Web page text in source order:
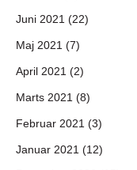
Juni 2021 (22)
Maj 2021 (7)
April 2021 (2)
Marts 2021 (8)
Februar 2021 (3)
Januar 2021 (12)